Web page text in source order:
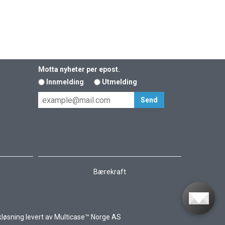
Motta nyheter per epost.
Innmelding
Utmelding
Bærekraft
levert av Multicase™ Norge AS